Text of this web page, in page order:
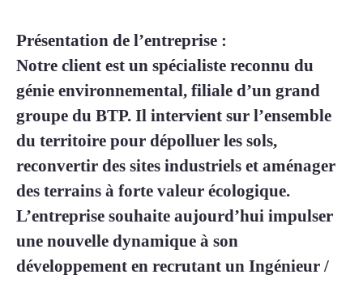
Présentation de l’entreprise :
Notre client est un spécialiste reconnu du
génie environnemental, filiale d’un grand
groupe du BTP. Il intervient sur l’ensemble
du territoire pour dépolluer les sols,
reconvertir des sites industriels et aménager
des terrains à forte valeur écologique.
L’entreprise souhaite aujourd’hui impulser
une nouvelle dynamique à son
développement en recrutant un Ingénieur /